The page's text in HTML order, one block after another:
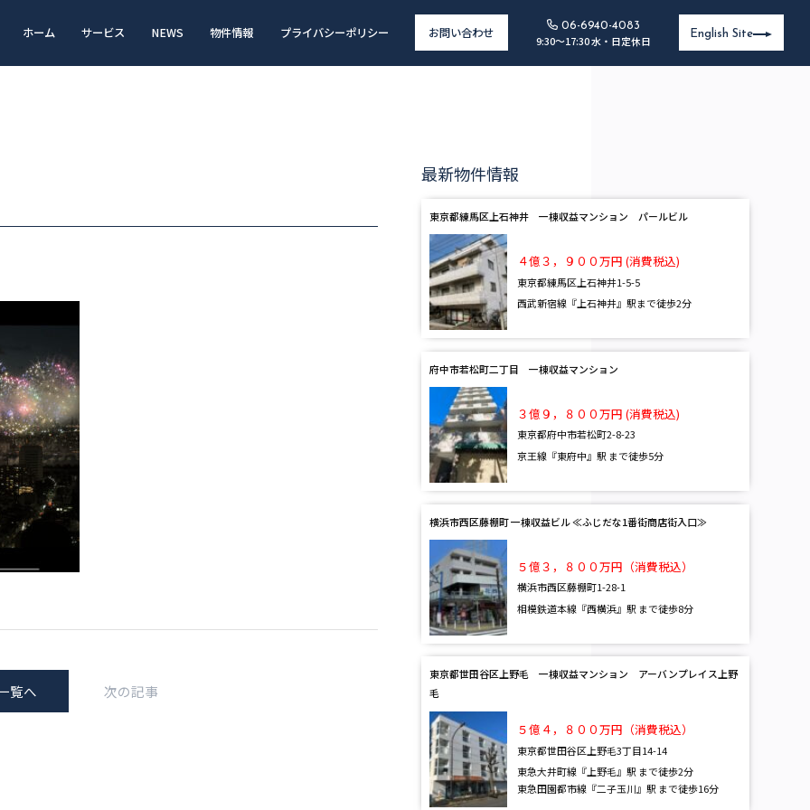
ホーム サービス NEWS 物件情報 プライバシーポリシー お問い合わせ 06-6940-4083
9:30～17:30 水・日定休日 English Site
覧へ 次の記事
最新物件情報
東京都練馬区上石神井 一棟収益マンション パールビル
４億３，９００万円 (消費税込)
東京都練馬区上石神井1-5-5
西武新宿線『上石神井』駅まで徒歩2分
府中市若松町二丁目 一棟収益マンション
３億９，８００万円 (消費税込)
東京都府中市若松町2-8-23
京王線『東府中』駅 まで徒歩5分
横浜市西区藤棚町 一棟収益ビル ≪ふじだな1番街商店街入口≫
５億３，８００万円（消費税込）
横浜市西区藤棚町1-28-1
相模鉄道本線『西横浜』駅 まで徒歩8分
東京都世田谷区上野毛 一棟収益マンション アーバンプレイス上野
毛
５億４，８００万円（消費税込）
東京都世田谷区上野毛3丁目14-14
東急大井町線『上野毛』駅 まで徒歩2分
東急田園都市線『二子玉川』駅 まで徒歩16分